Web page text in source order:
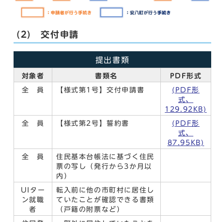
(2) 交付申請
提出書類
対象者 書類名 PDF形式
全 員 【様式第1号】交付申請書
(PDF形
式、
129.92KB)
全 員 【様式第2号】誓約書
(PDF形
式、
87.95KB)
全 員
住民基本台帳法に基づく住民
票の写し（発行から3か月以
内）
UIター
ン就職
者
転入前に他の市町村に居住し
ていたことが確認できる書類
（戸籍の附票など）